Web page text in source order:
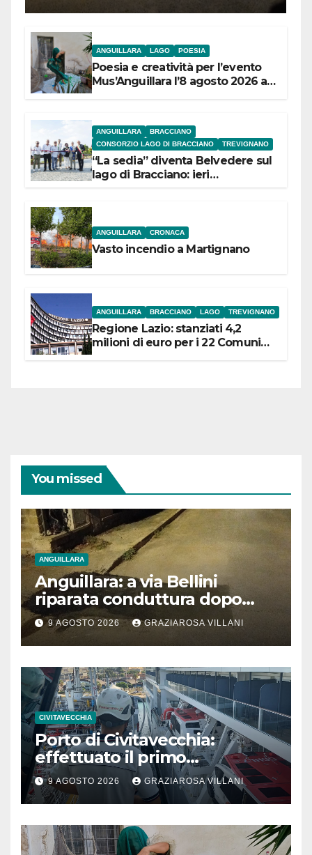
ANGUILLARA LAGO POESIA
Poesia e creatività per l’evento
Mus’Anguillara l’8 agosto 2026 al
ANGUILLARA
BRACCIANO
CONSORZIO LAGO DI BRACCIANO
TREVIGNANO
“La sedia” diventa Belvedere sul
lago di Bracciano: ieri
ANGUILLARA CRONACA
Vasto incendio a Martignano
ANGUILLARA BRACCIANO LAGO TREVIGNANO
Regione Lazio: stanziati 4,2
milioni di euro per i 22 Comuni
You missed
ANGUILLARA
Anguillara: a via Bellini
riparata conduttura dopo
segnalazione IdD
9 AGOSTO 2026 GRAZIAROSA VILLANI
CIVITAVECCHIA
Porto di Civitavecchia:
effettuato il primo
rifornimento di GNL ad una
nave da crociera
9 AGOSTO 2026 GRAZIAROSA VILLANI